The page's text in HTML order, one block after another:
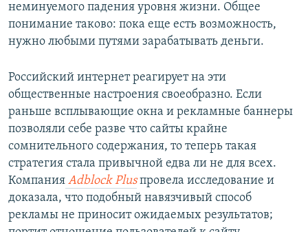
неминуемого падения уровня жизни. Общее
понимание таково: пока еще есть возможность,
нужно любыми путями зарабатывать деньги.
Российский интернет реагирует на эти
общественные настроения своеобразно. Если
раньше всплывающие окна и рекламные баннеры
позволяли себе разве что сайты крайне
сомнительного содержания, то теперь такая
стратегия стала привычной едва ли не для всех.
Компания Adblock Plusпровела исследование и
доказала, что подобный навязчивый способ
рекламы не приносит ожидаемых результатов;